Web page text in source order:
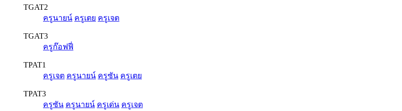
TGAT2
ครูนายน์ ครูเตย ครูเจต
TGAT3
ครูก๊อฟฟี่
TPAT1
ครูเจต ครูนายน์ ครูซัน ครูเตย
TPAT3
ครูซัน ครูนายน์ ครูเด่น ครูเจต